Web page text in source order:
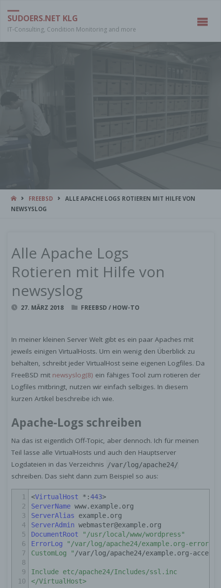
SUDOERS.NET KLG
IT-Consulting, Condition Monitoring and more
STARTFREEBSD
ALLE APACHE LOGS ROTIEREN MIT HILFE VON
NEWSYSLOG
Alle Apache Logs
Rotieren mit Hilfe von
newsyslog
27. MÄRZ 2018 FREEBSD / HOW-TO
In meiner kleinen Server Welt gibt es ein paar Apaches mit
jeweils einigen VirtualHosts. Um ein wenig den Überblick zu
behalten, schreibt jeder VirtualHost seine eigenen Logfiles. Da
FreeBSD mit newsyslog(8) ein fähiges Tool zum rotieren der
Logfiles mitbringt, nutzen wir einfach selbiges. In diesem
kurzen Artikel beschreibe ich wie.
Apache-Logs schreiben
Na das ist eigentlich Off-Topic, aber dennoch. Ich für meinen
Teil lasse alle VirtualHosts und auch den Hauptserver
Logdateien in das Verzeichnis /var/log/apache24/
schreiben. Das sieht dann zum Beispiel so aus:
1
2
3
4
5
6
7
8
9
10
<VirtualHost *:443>
ServerNamewww.example.org
ServerAlias example.org
ServerAdmin webmaster@example.org
DocumentRoot
"/usr/local/www/wordpress"
ErrorLog
"/var/log/apache24/example.org-
CustomLog " /var/log/apache24/example.org-
Include etc/apache24/Includes/ssl.inc
</VirtualHost>